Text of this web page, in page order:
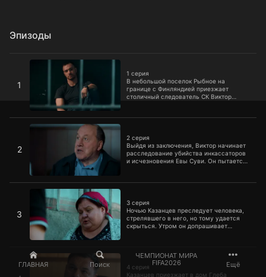
ГЛАВНАЯ Поиск
ЧЕМПИОНАТ МИРА
FIFA2026
Ещё
Эпизоды
1
1 серия
В небольшой поселок Рыбное на
границе с Финляндией приезжает
столичный следователь СК Виктор
1 серия
2
2 серия
Выйдя из заключения, Виктор начинает
расследование убийства инкассаторов
и исчезновения Евы Суви. Он пытается
2 серия
3
3 серия
Ночью Казанцев преследует человека,
стрелявшего в него, но тому удается
скрыться. Утром он допрашивает
4 серия
Казанцев приезжает в дом Глеба
4 серия